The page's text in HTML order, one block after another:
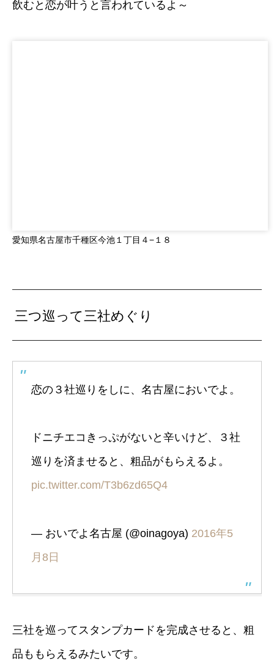
飲むと恋が叶うと言われているよ～
愛知県名古屋市千種区今池１丁目４−１８
三つ巡って三社めぐり
恋の３社巡りをしに、名古屋においでよ。
ドニチエコきっぷがないと辛いけど、３社
巡りを済ませると、粗品がもらえるよ。
pic.twitter.com/T3b6zd65Q4
— おいでよ名古屋 (@oinagoya) 2016年5
月8日
三社を巡ってスタンプカードを完成させると、粗
品ももらえるみたいです。